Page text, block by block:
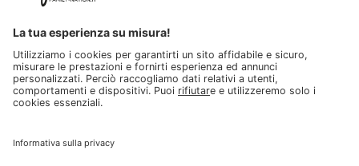
Lista regalo e nascita